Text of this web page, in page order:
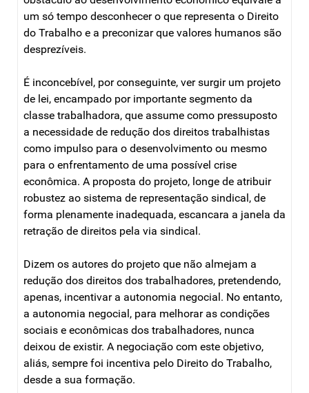
um só tempo desconhecer o que representa o Direito
do Trabalho e a preconizar que valores humanos são
desprezíveis.
É inconcebível, por conseguinte, ver surgir um projeto
de lei, encampado por importante segmento da
classe trabalhadora, que assume como pressuposto
a necessidade de redução dos direitos trabalhistas
como impulso para o desenvolvimento ou mesmo
para o enfrentamento de uma possível crise
econômica. A proposta do projeto, longe de atribuir
robustez ao sistema de representação sindical, de
forma plenamente inadequada, escancara a janela da
retração de direitos pela via sindical.
Dizem os autores do projeto que não almejam a
redução dos direitos dos trabalhadores, pretendendo,
apenas, incentivar a autonomia negocial. No entanto,
a autonomia negocial, para melhorar as condições
sociais e econômicas dos trabalhadores, nunca
deixou de existir. A negociação com este objetivo,
aliás, sempre foi incentiva pelo Direito do Trabalho,
desde a sua formação.